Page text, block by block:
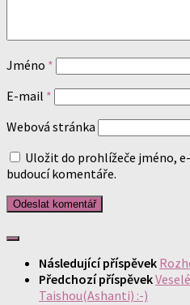
Jméno *
E-mail *
Webová stránka
Uložit do prohlížeče jméno,
budoucí komentáře.
Následující příspěvek
Předchozí příspěvek
Taishou(Ashanti) :-)